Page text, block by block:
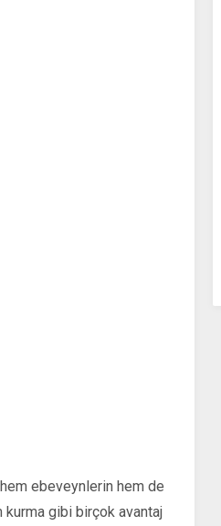
ebeveynlerin hem de
gibi birçok avantaj